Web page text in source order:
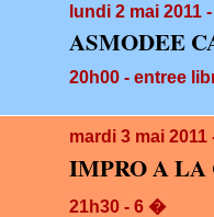
lundi 2 mai 2011
ASMODEE
20h00 - entree
mardi 3 mai
IMPRO A LA
21h30 - 6 �